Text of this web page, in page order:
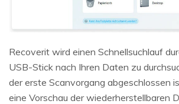
Recoverit wird einen Schnellsuchlauf
USB-Stick nach Ihren Daten zu
der erste Scanvorgang abgeschlossen
eine Vorschau der wiederherstellbaren